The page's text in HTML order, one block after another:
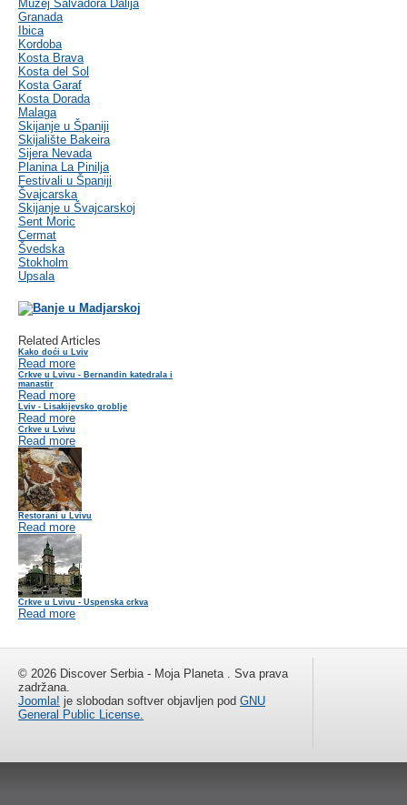
Muzej Salvadora Dalija
Granada
Ibica
Kordoba
Kosta Brava
Kosta del Sol
Kosta Garaf
Kosta Dorada
Malaga
Skijanje u Španiji
Skijalište Bakeira
Sijera Nevada
Planina La Pinilja
Festivali u Španiji
Švajcarska
Skijanje u Švajcarskoj
Sent Moric
Cermat
Švedska
Stokholm
Upsala
Related Articles
Kako doći u Lviv
Read more
Crkve u Lvivu - Bernandin katedrala i
manastir
Read more
Lviv - Lisakijevsko groblje
Read more
Crkve u Lvivu
Read more
Restorani u Lvivu
Read more
Crkve u Lvivu - Uspenska crkva
Read more
© 2026 Discover Serbia - Moja Planeta . Sva prava
zadržana.
Joomla! je slobodan softver objavljen pod GNU
General Public License.